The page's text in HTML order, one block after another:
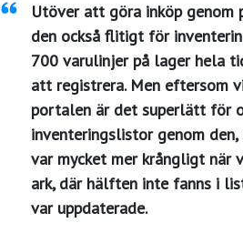
Utöver att göra inköp genom
den också flitigt för
700 varulinjer på lager hela
att registrera. Men eftersom
portalen är det superlätt för
inventeringslistor genom
var mycket mer krångligt när
ark, där hälften inte fanns i
var uppdaterade.